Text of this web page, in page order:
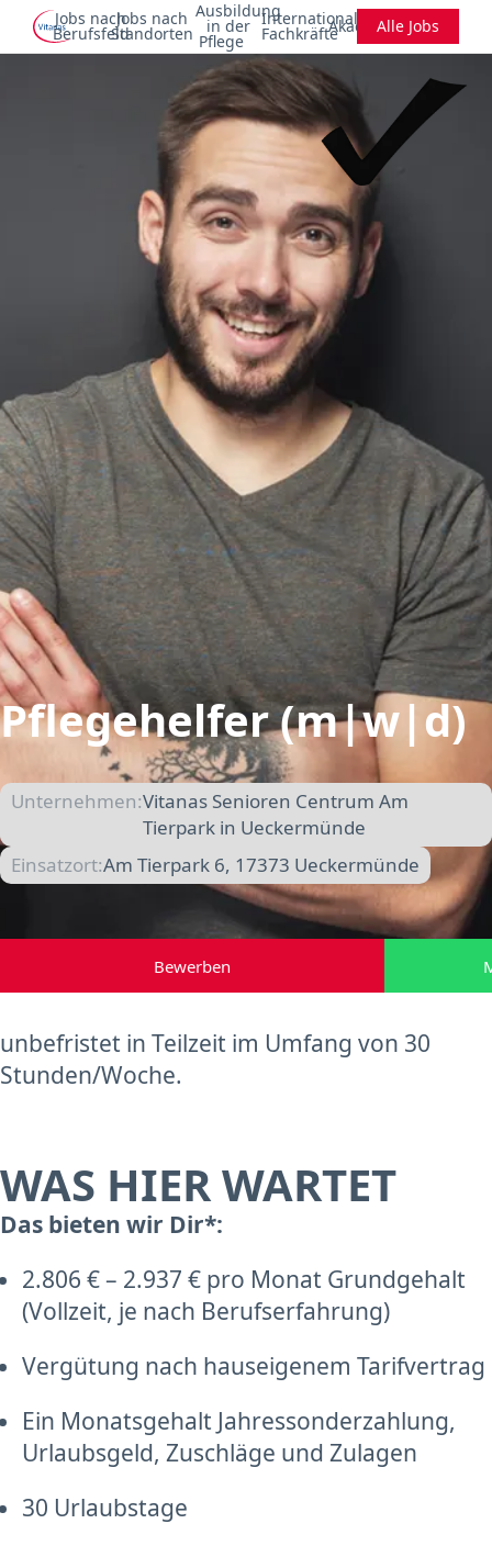
Jobs nach
Berufsfeld
Jobs nach
Standorten
Ausbildung
in der
Pflege
Internationale
FachkräfteAkademieAlle Jobs
Pflegehelfer (m|w|d)
Unternehmen:Vitanas Senioren Centrum Am
Tierpark in Ueckermünde
Einsatzort:Am Tierpark 6, 17373 Ueckermünde
Bewerben
unbefristet in Teilzeit im Umfang von 30
Stunden/Woche.
WAS HIER WARTET
Das bieten wir Dir*:
2.806 € – 2.937 € pro Monat Grundgehalt
(Vollzeit, je nach Berufserfahrung)
Vergütung nach hauseigenem Tarifvertrag
Ein Monatsgehalt Jahressonderzahlung,
Urlaubsgeld, Zuschläge und Zulagen
30 Urlaubstage